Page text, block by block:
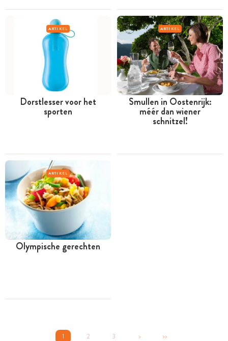
ARTIKEL
Dorstlesser voor het
sporten
ARTIKEL
Smullen in Oostenrijk:
méér dan wiener
schnitzel!
ARTIKEL
Olympische gerechten
1 2 3 > >>